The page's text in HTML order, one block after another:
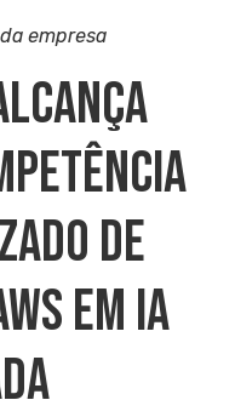
empresa
De
Em IA